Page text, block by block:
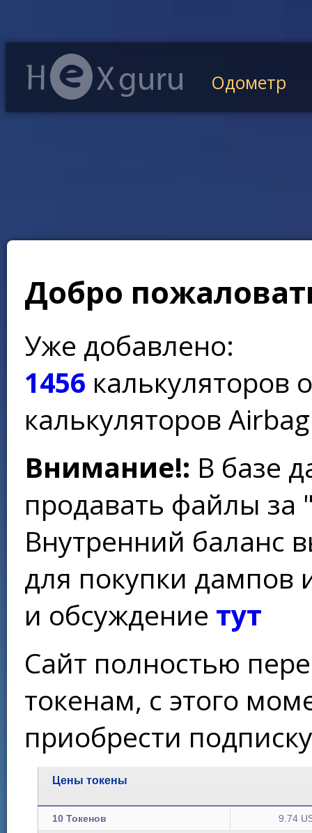
Одометр
Добро
Уже добавлено:
1456 калькуляторов
калькуляторов Airbag
Внимание!: В базе
продавать файлы за
Внутренний баланс
для покупки дампов
и обсуждение тут
Сайт полностью
токенам, с этого
приобрести
Цены токены
10 Токенов 9.74